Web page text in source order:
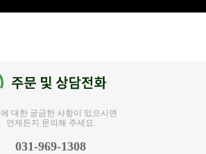
대한 궁금한 사항이 있으시면
언제든지 문의해 주세요.
031-969-1308